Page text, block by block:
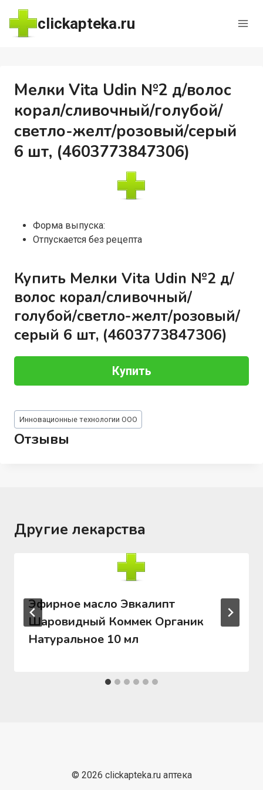
Перейти
содержимому
clickapteka.ru
Мелки Vita Udin №2 д/волос
корал/сливочный/голубой/
светло-желт/розовый/серый
6 шт, (4603773847306)
Форма выпуска:
Отпускается без рецепта
Купить Мелки Vita Udin №2 д/
волос корал/сливочный/
голубой/светло-желт/розовый/
серый 6 шт, (4603773847306)
Купить
Метки
записи:
Инновационные технологии ООО
Отзывы
Другие лекарства
Эфирное масло Эвкалипт
Шаровидный Коммек Органик
Натуральное 10 мл
© 2026 clickapteka.ru аптека